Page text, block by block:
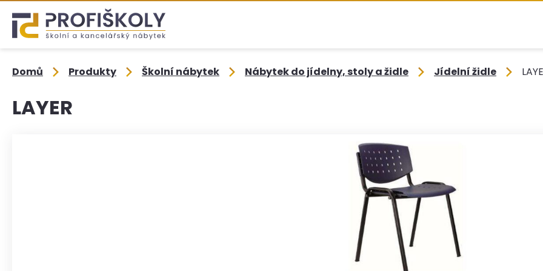
Domů Produkty Školní nábytek Nábytek do jídelny, stoly a židle Jídelní židle
LAYER